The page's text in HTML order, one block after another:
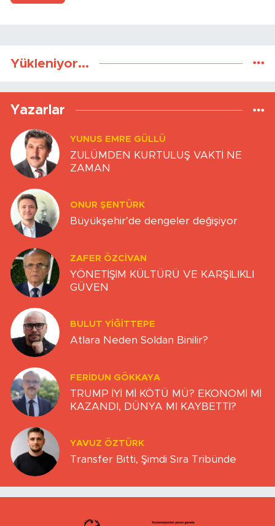
Yükleniyor...
Yazarlar
YUNUS EMRE GÜLLÜ
ZULÜMDEN KURTULUŞ VAKTİ NE
ZAMAN
ONUR ŞENTÜRK
Büyükşehir’de dengeler değişiyor
ZAFER ÖZCIVAN
YÖNETİŞİM KÜLTÜRÜ VE KARŞILIKLI
GÜVEN
BULUT YİĞİTTEPE
Atlara Neden Soldan Binilir?
FERIDUN GÖKKAYA
TRUMP İYİ Mİ KÖTÜ MÜ? EKONOMİ Mİ
KAZANDI, DÜNYA MI KAYBETTİ?
YAVUZ ÖZTÜRK
Transfer Bitti, Şimdi Sıra Tribünde